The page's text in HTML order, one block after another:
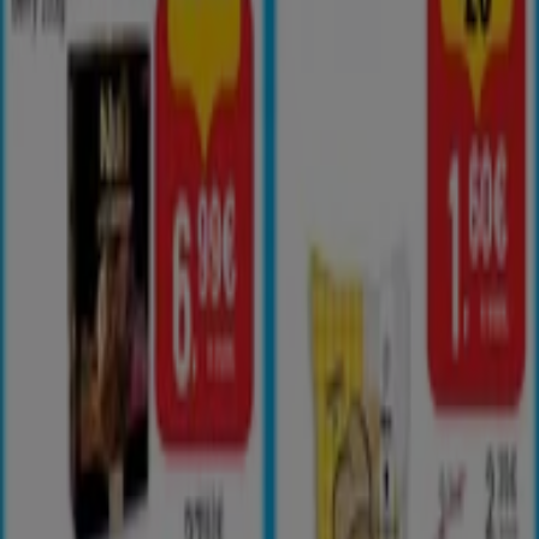
ΑΒ Βασιλόπουλος
Εξοικονομήστε τώρα με τις προσφορές
Λήγει στις 26/8 Κορωπί